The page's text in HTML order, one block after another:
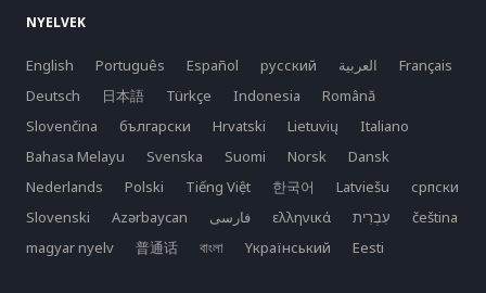
NYELVEK
English Português Español русский العربية
Français
Deutsch
日本語 Türkçe Indonesia
Română
Slovenčina
български Hrvatski Lietuvių
Italiano
Bahasa Melayu
Svenska Suomi Norsk
Dansk
Nederlands
Polski Tiếng Việt 한국어 Latviešu
српски
Slovenski
Azərbaycan فارسی ελληνικά
čeština
magyar nyelv
普通话 বাংলা Yкраїнський Eesti